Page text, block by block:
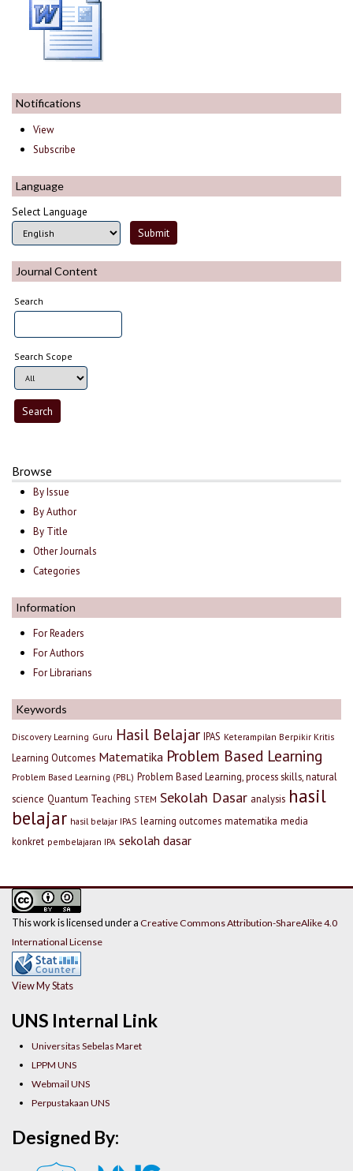
Notifications
View
Subscribe
Language
Select Language
Journal Content
Search
Search Scope
Browse
By Issue
By Author
By Title
Other Journals
Categories
Information
For Readers
For Authors
For Librarians
Keywords
Discovery Learning Guru Hasil Belajar IPAS Keterampilan Berpikir Kritis
Learning Outcomes Matematika Problem Based Learning
Problem Based Learning (PBL) Problem Based Learning, process skills, natural
science Quantum Teaching STEM Sekolah Dasar analysis hasil
belajar hasil belajar IPAS learning outcomes matematika media
konkret pembelajaran IPA sekolah dasar
UNS Internal Link
Universitas Sebelas Maret
LPPM UNS
Webmail UNS
Perpustakaan UNS
This work is licensed under a Creative Commons Attribution-ShareAlike 4.0
International License
View My Stats
Designed By: